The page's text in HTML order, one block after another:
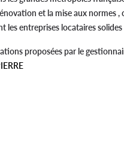
et la mise aux normes
entreprises locataires
proposées par le